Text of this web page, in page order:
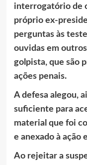
interrogatório de
próprio ex-
perguntas às
ouvidas em
golpista, que são
ações penais.
A defesa alegou,
suficiente para
material que foi
e anexado à ação
Ao rejeitar a